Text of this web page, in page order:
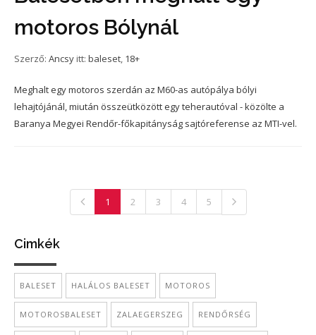
motoros Bólynál
Szerző: Ancsy itt: baleset, 18+
Meghalt egy motoros szerdán az M60-as autópálya bólyi
lehajtójánál, miután összeütközött egy teherautóval - közölte a
Baranya Megyei Rendőr-főkapitányság sajtóreferense az MTI-vel.
1 2 3 4 5
Cimkék
BALESET HALÁLOS BALESET MOTOROS
MOTOROSBALESET ZALAEGERSZEG RENDŐRSÉG